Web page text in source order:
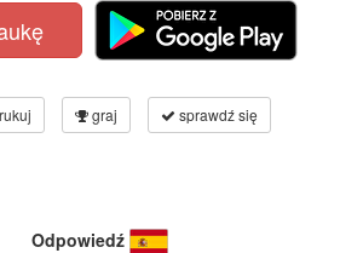
graj sprawdź się
Odpowiedź